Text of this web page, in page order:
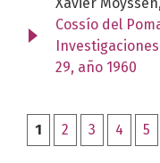
Cossío del
29, año 1960
1 2 3 4 5